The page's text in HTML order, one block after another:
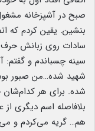
صبح در آشپزخانه
بنشین. یقین کردم که
سادات روی زبانش حرف
سینه چسباندم و
شهید شده…‌من صبور
شده. برای هر کدام‌شان
بلافاصله اسم دیگری
هم… گریه می‌کردم و